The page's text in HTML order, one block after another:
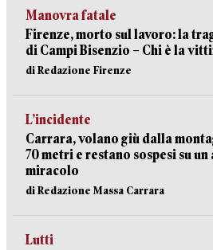
Manovra fatale
Firenze, morto sul lavoro: la
di Campi Bisenzio – Chi è la
di Redazione Firenze
L’incidente
Carrara, volano giù dalla
70 metri e restano sospesi su
miracolo
di Redazione Massa Carrara
Lutti